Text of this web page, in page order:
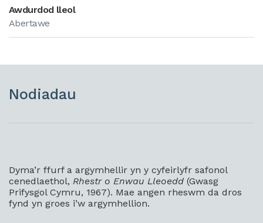
Awdurdod lleol
Abertawe
Nodiadau
Dyma’r ffurf a argymhellir yn y cyfeirlyfr safonol
cenedlaethol, Rhestr o Enwau Lleoedd (Gwasg
Prifysgol Cymru, 1967). Mae angen rheswm da dros
fynd yn groes i’w argymhellion.